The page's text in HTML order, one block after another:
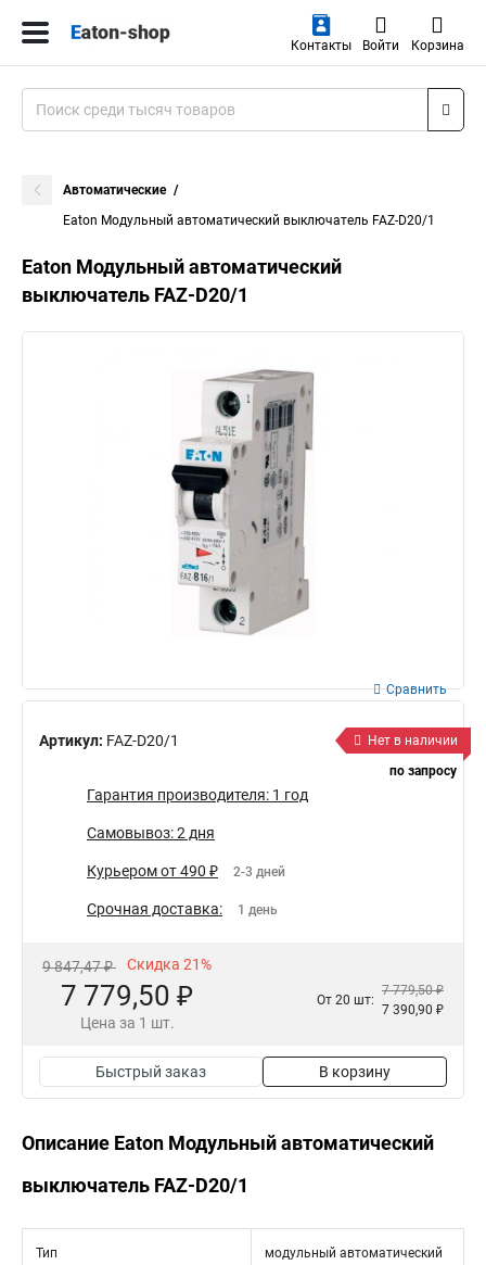
Контакты Войти Корзина
Автоматические
Eaton Модульный автоматический выключатель FAZ-D20/1
Eaton Модульный автоматический
выключатель FAZ-D20/1
Артикул: FAZ-D20/1
Сравнить
Нет в наличии
по запросу
Гарантия производителя: 1 год
Самовывоз: 2 дня
Курьером от 490 ₽ 2-3 дней
Срочная доставка: 1 день
9 847,47 ₽ Скидка 21%
7 779,50 ₽
Цена за 1 шт.
От 20 шт:
7 779,50 ₽
7 390,90 ₽
Быстрый заказ В корзину
Описание Eaton Модульный автоматический
выключатель FAZ-D20/1
Тип
модульный автоматический